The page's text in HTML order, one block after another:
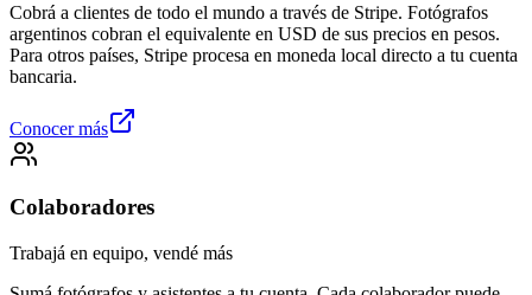
Cobrá a clientes de todo el mundo a través de Stripe. Fotógrafos
argentinos cobran el equivalente en USD de sus precios en pesos.
Para otros países, Stripe procesa en moneda local directo a tu cuenta
bancaria.
Conocer más
Colaboradores
Trabajá en equipo, vendé más